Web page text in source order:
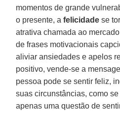
momentos de grande
o presente, afelicidade se
atrativa chamada ao
de frases motivacionais
aliviar ansiedades e apelos
positivo, vende-se a
pessoa pode se sentir feliz,
suas circunstâncias, como
apenas uma questão de